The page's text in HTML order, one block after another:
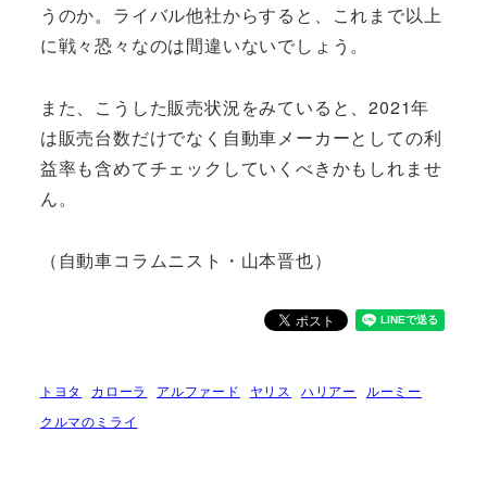
うのか。ライバル他社からすると、これまで以上
に戦々恐々なのは間違いないでしょう。
また、こうした販売状況をみていると、2021年
は販売台数だけでなく自動車メーカーとしての利
益率も含めてチェックしていくべきかもしれませ
ん。
（自動車コラムニスト・山本晋也）
トヨタ カローラ アルファード ヤリス ハリアー
ルーミー
クルマのミライ